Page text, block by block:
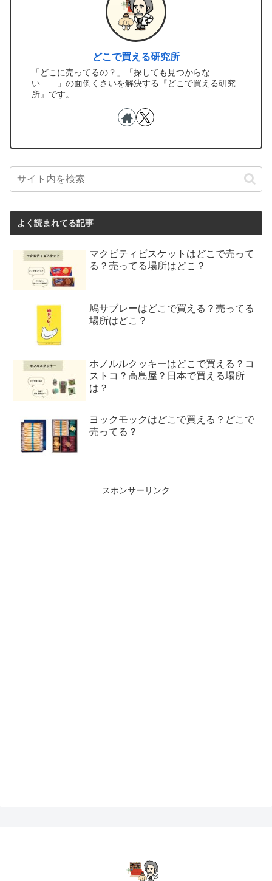
どこで買える研究所
「どこに売ってるの？」「探しても見つからな
い……」の面倒くさいを解決する『どこで買える研究
所』です。
よく読まれてる記事
マクビティビスケットはどこで売って
る？売ってる場所はどこ？
鳩サブレーはどこで買える？売ってる
場所はどこ？
ホノルルクッキーはどこで買える？コ
ストコ？高島屋？日本で買える場所
は？
ヨックモックはどこで買える？どこで
売ってる？
スポンサーリンク